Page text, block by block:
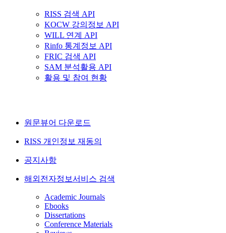
RISS 검색 API
KOCW 강의정보 API
WILL 연계 API
Rinfo 통계정보 API
FRIC 검색 API
SAM 분석활용 API
활용 및 참여 현황
원문뷰어 다운로드
RISS 개인정보 재동의
공지사항
해외전자정보서비스 검색
Academic Journals
Ebooks
Dissertations
Conference Materials